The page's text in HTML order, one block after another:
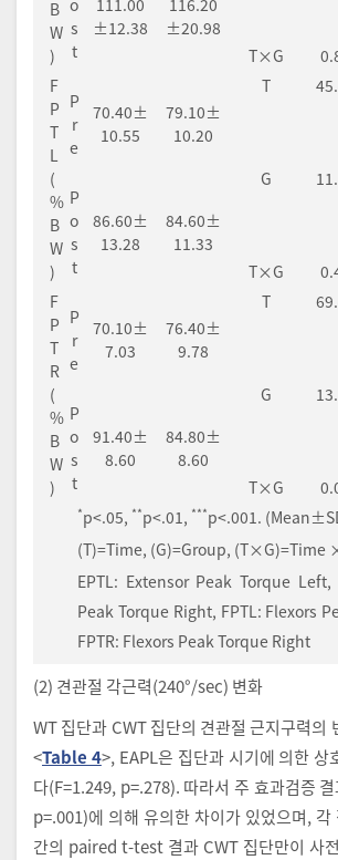
B
W
)
o
s
t
111.00
±12.38
116.20
±20.98
T×G
F
P
T
L
(
%
B
W
)
P
r
e
70.40±
10.55
79.10±
10.20
T
G
P
o
s
t
86.60±
13.28
84.60±
11.33
T×G
F
P
T
R
(
%
B
W
)
P
r
e
70.10±
7.03
76.40±
9.78
T
G
P
o
s
t
91.40±
8.60
84.80±
8.60
T×G
*p<.05, **p<.01, ***p<.001.
(T)=Time, (G)=Group, (T×G)=Time
EPTL: Extensor Peak Torque Left,
Peak Torque Right, FPTL: Flexors
FPTR: Flexors Peak Torque Right
(2) 견관절 각근력(240°/sec) 변화
WT 집단과 CWT 집단의 견관절 근지구력의
<Table 4>, EAPL은 집단과 시기에 의한 상
다(F=1.249, p=.278). 따라서 주 효과검증
p=.001)에 의해 유의한 차이가 있었으며, 각
간의 paired t-test 결과 CWT 집단만이 사